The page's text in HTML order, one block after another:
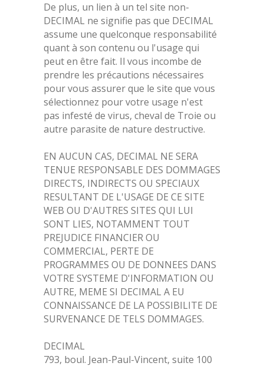
De plus, un lien à un tel site non-
DECIMAL ne signifie pas que DECIMAL
assume une quelconque responsabilité
quant à son contenu ou l'usage qui
peut en être fait. Il vous incombe de
prendre les précautions nécessaires
pour vous assurer que le site que vous
sélectionnez pour votre usage n'est
pas infesté de virus, cheval de Troie ou
autre parasite de nature destructive.
EN AUCUN CAS, DECIMAL NE SERA
TENUE RESPONSABLE DES DOMMAGES
DIRECTS, INDIRECTS OU SPECIAUX
RESULTANT DE L'USAGE DE CE SITE
WEB OU D'AUTRES SITES QUI LUI
SONT LIES, NOTAMMENT TOUT
PREJUDICE FINANCIER OU
COMMERCIAL, PERTE DE
PROGRAMMES OU DE DONNEES DANS
VOTRE SYSTEME D'INFORMATION OU
AUTRE, MEME SI DECIMAL A EU
CONNAISSANCE DE LA POSSIBILITE DE
SURVENANCE DE TELS DOMMAGES.
DECIMAL
793, boul. Jean-Paul-Vincent, suite 100